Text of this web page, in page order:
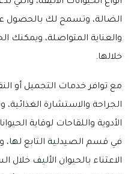
الضالة، وتسمح لك بالحصول
والعناية المتواصلة،
خلالها.
مع توافر خدمات التجميل أو
الجراحة والاستشارة الغذائية،
الأدوية واللقاحات لوقاية
في قسم الصيدلية التابع لها،
الاعتناء بالحيوان الأليف خلال